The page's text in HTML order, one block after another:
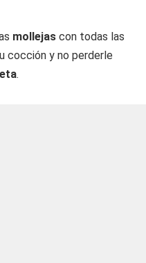
mollejas con todas las
cocción y no perderle
.